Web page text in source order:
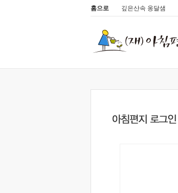
홈으로 깊은산속 옹달샘